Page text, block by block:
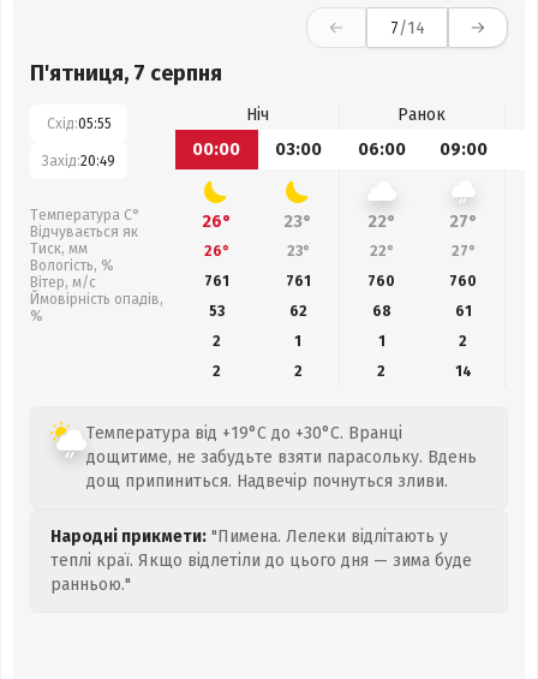
7/14
П'ятниця, 7 серпня
Схід:05:55
Захід:20:49
Температура С°
Відчувається як
Тиск, мм
Вологість, %
Вітер, м/с
Ймовірність опадів,
%
Ніч
Ранок
00:00
03:00 06:00 09:00
26° 23° 22° 27°
26° 23° 22° 27°
761
761 760 760
53
62 68 61
2
1 1
2
2
2 2 14
Температура від +19°C до +30°C. Вранці
дощитиме, не забудьте взяти парасольку. Вдень
дощ припиниться. Надвечір почнуться зливи.
Народні прикмети: "Пимена. Лелеки відлітають у
теплі краї. Якщо відлетіли до цього дня — зима буде
ранньою."